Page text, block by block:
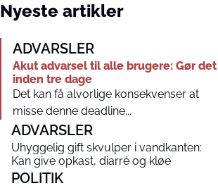
Nyeste artikler
ADVARSLER
Akut advarsel til alle brugere: Gør det
inden tre dage
Det kan få alvorlige konsekvenser at
misse denne deadline...
ADVARSLER
Uhyggelig gift skvulper i vandkanten:
Kan give opkast, diarré og kløe
POLITIK